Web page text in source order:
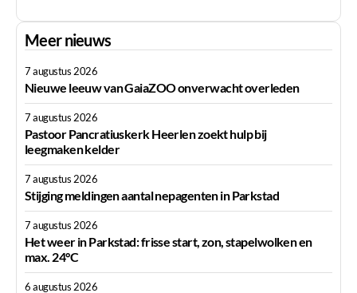
Meer nieuws
7 augustus 2026
Nieuwe leeuw van GaiaZOO onverwacht overleden
7 augustus 2026
Pastoor Pancratiuskerk Heerlen zoekt hulp bij
leegmaken kelder
7 augustus 2026
Stijging meldingen aantal nepagenten in Parkstad
7 augustus 2026
Het weer in Parkstad: frisse start, zon, stapelwolken en
max. 24°C
6 augustus 2026